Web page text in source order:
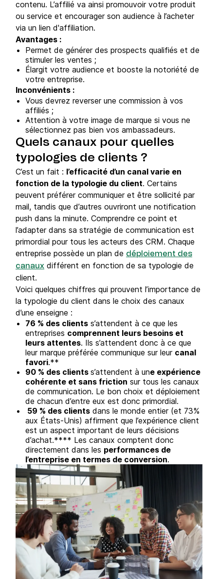
contenu. L’affilié va ainsi promouvoir votre produit
ou service et encourager son audience à l’acheter
via un lien d'affiliation.
Avantages :
Permet de générer des prospects qualifiés et de
stimuler les ventes ;
Élargit votre audience et booste la notoriété de
votre entreprise.
Inconvénients :
Vous devrez reverser une commission à vos
affiliés ;
Attention à votre image de marque si vous ne
sélectionnez pas bien vos ambassadeurs.
Quels canaux pour quelles
typologies de clients ?
C’est un fait : l’efficacité d’un canal varie en
fonction de la typologie du client. Certains
peuvent préférer communiquer et être sollicité par
mail, tandis que d’autres ouvriront une notification
push dans la minute. Comprendre ce point et
l’adapter dans sa stratégie de communication est
primordial pour tous les acteurs des CRM. Chaque
entreprise possède un plan de déploiement des
canaux différent en fonction de sa typologie de
client.
Voici quelques chiffres qui prouvent l’importance de
la typologie du client dans le choix des canaux
d’une enseigne :
76 % des clients s’attendent à ce que les
entreprises comprennent leurs besoins et
leurs attentes. Ils s’attendent donc à ce que
leur marque préférée communique sur leur canal
favori.**
90 % des clients s’attendent à une expérience
cohérente et sans friction sur tous les canaux
de communication. Le bon choix et déploiement
de chacun d’entre eux est donc primordial.
59 % des clients dans le monde entier (et 73%
aux États-Unis) affirment que l’expérience client
est un aspect important de leurs décisions
d’achat.**** Les canaux comptent donc
directement dans les performances de
l’entreprise en termes de conversion.